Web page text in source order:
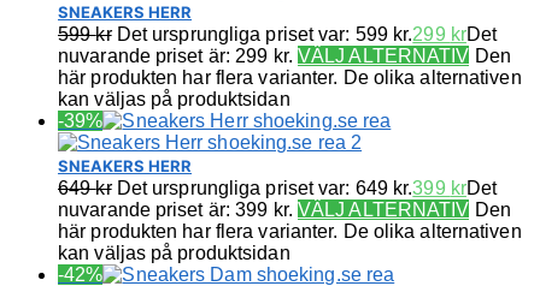
SNEAKERS HERR
599kr Det ursprungliga priset var: 599 kr.299 krDet
nuvarande priset är: 299 kr. VÄLJ ALTERNATIV Den
här produkten har flera varianter. De olika alternativen
kan väljas på produktsidan
-39%
SNEAKERS HERR
649kr Det ursprungliga priset var: 649 kr.399 krDet
nuvarande priset är: 399 kr. VÄLJ ALTERNATIV Den
här produkten har flera varianter. De olika alternativen
kan väljas på produktsidan
-42%